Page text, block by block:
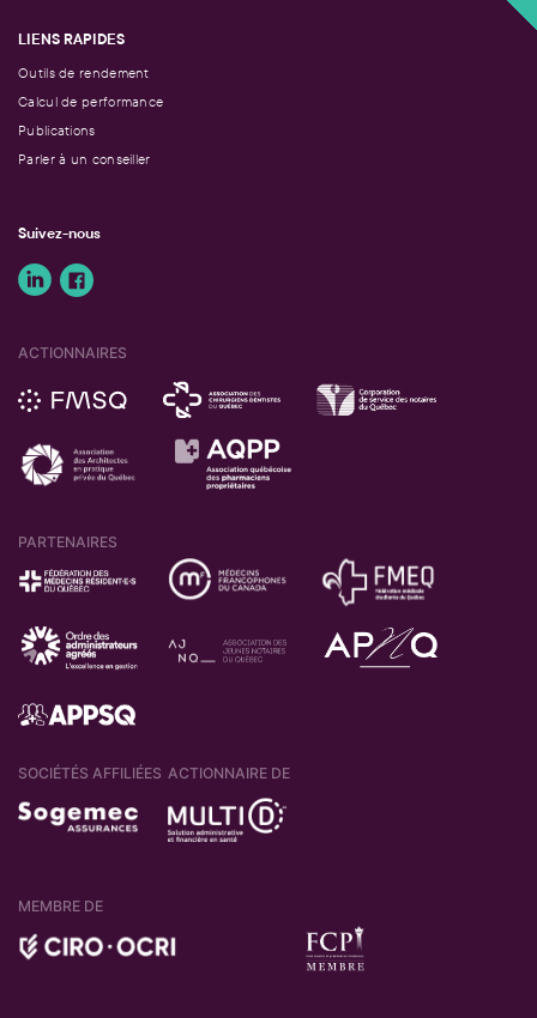
LIENS RAPIDES
Outils de rendement
Calcul de performance
Publications
Parler à un conseiller
Suivez-nous
ACTIONNAIRES
PARTENAIRES
SOCIÉTÉS AFFILIÉES ACTIONNAIRE DE
MEMBRE DE